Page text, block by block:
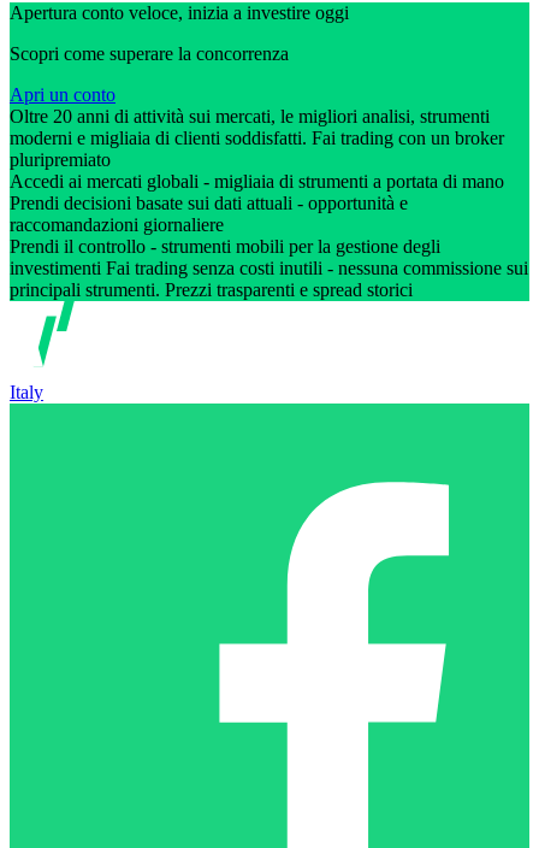
Apertura conto veloce, inizia a investire oggi
Scopri come superare la concorrenza
Apri un conto
Oltre 20 anni di attività sui mercati, le migliori analisi, strumenti
moderni e migliaia di clienti soddisfatti. Fai trading con un broker
pluripremiato
Accedi ai mercati globali - migliaia di strumenti a portata di mano
Prendi decisioni basate sui dati attuali - opportunità e
raccomandazioni giornaliere
Prendi il controllo - strumenti mobili per la gestione degli
investimenti Fai trading senza costi inutili - nessuna commissione sui
principali strumenti. Prezzi trasparenti e spread storici
Italy